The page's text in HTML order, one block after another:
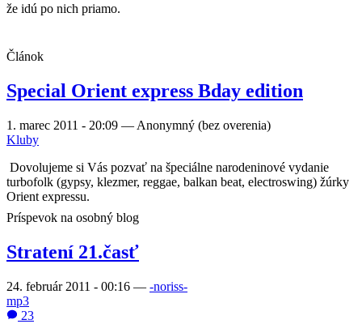
že idú po nich priamo.
Článok
Special Orient express Bday edition
1. marec 2011 - 20:09 — Anonymný (bez overenia)
Kluby
Dovolujeme si Vás pozvať na špeciálne narodeninové vydanie
turbofolk (gypsy, klezmer, reggae, balkan beat, electroswing) žúrky
Orient expressu.
Príspevok na osobný blog
Stratení 21.časť
24. február 2011 - 00:16 — -noriss-
mp3
23